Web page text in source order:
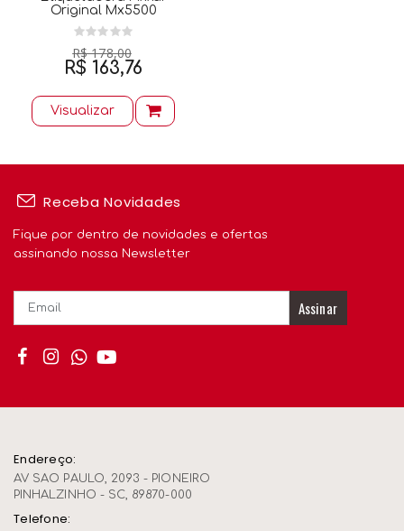
Original Mx5500
R$ 178,00
R$ 163,76
Visualizar
Receba Novidades
Fique por dentro de novidades e ofertas
assinando nossa Newsletter
Assinar
Endereço:
AV SAO PAULO, 2093 - PIONEIRO
PINHALZINHO - SC, 89870-000
Telefone: